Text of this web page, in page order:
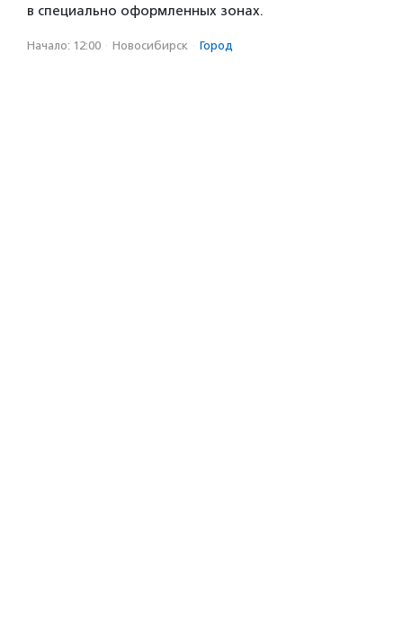
в специально оформленных зонах.
Начало: 12:00 · Новосибирск · Город